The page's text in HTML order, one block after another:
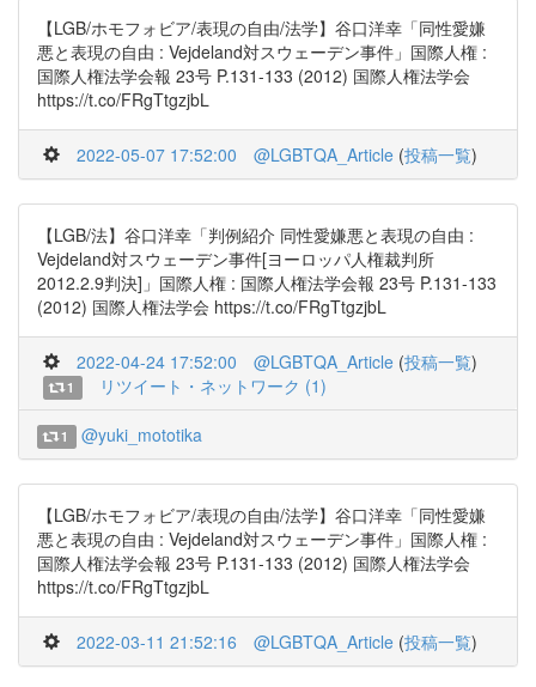
【LGB/ホモフォビア/表現の自由/法学】谷口洋幸「同性愛嫌
悪と表現の自由 : Vejdeland対スウェーデン事件」国際人権 :
国際人権法学会報 23号 P.131-133 (2012) 国際人権法学会
https://t.co/FRgTtgzjbL
2022-05-07 17:52:00 @LGBTQA_Article (投稿一覧)
【LGB/法】谷口洋幸「判例紹介 同性愛嫌悪と表現の自由 :
Vejdeland対スウェーデン事件[ヨーロッパ人権裁判所
2012.2.9判決]」国際人権 : 国際人権法学会報 23号 P.131-133
(2012) 国際人権法学会 https://t.co/FRgTtgzjbL
2022-04-24 17:52:00 @LGBTQA_Article (投稿一覧)
1 リツイート・ネットワーク (1)
1 @yuki_mototika
【LGB/ホモフォビア/表現の自由/法学】谷口洋幸「同性愛嫌
悪と表現の自由 : Vejdeland対スウェーデン事件」国際人権 :
国際人権法学会報 23号 P.131-133 (2012) 国際人権法学会
https://t.co/FRgTtgzjbL
2022-03-11 21:52:16 @LGBTQA_Article (投稿一覧)